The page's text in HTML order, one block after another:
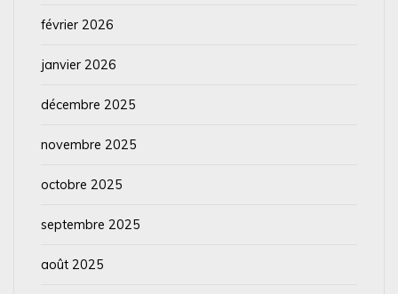
février 2026
janvier 2026
décembre 2025
novembre 2025
octobre 2025
septembre 2025
août 2025